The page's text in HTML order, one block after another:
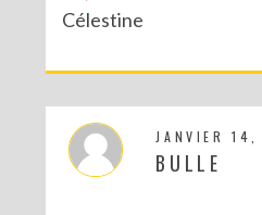
Célestine
JANVIER
BULLE